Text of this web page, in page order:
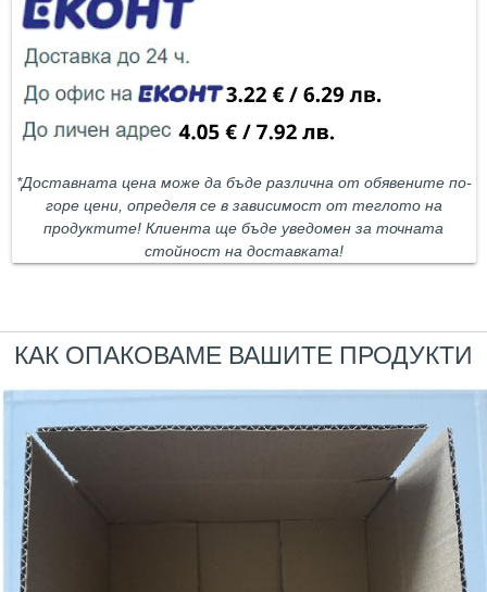
*Доставната цена може да бъде различна от обявените по-
горе цени, определя се в зависимост от теглото на
продуктите! Клиента ще бъде уведомен за точната
стойност на доставката!
КАК ОПАКОВАМЕ ВАШИТЕ ПРОДУКТИ